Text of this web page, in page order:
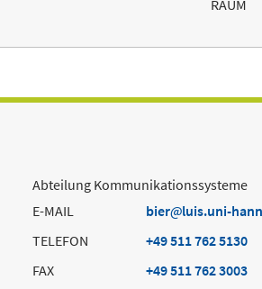
RAUM
Abteilung Kommunikationssysteme
E-MAIL
bier
luis.uni-
TELEFON
+49 511 762 5130
FAX
+49 511 762 3003